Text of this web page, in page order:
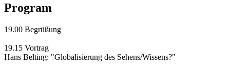
Program
19.00 Begrüßung
19.15 Vortrag
Hans Belting: "Globalisierung des Sehens/Wissens?"